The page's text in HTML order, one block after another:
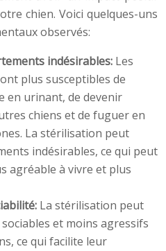
chien. Voici quelques-uns
observés:
indésirables: Les
plus susceptibles de
en urinant, de devenir
chiens et de fuguer en
La stérilisation peut
indésirables, ce qui peut
agréable à vivre et plus
La stérilisation peut
et moins agressifs
ce qui facilite leur